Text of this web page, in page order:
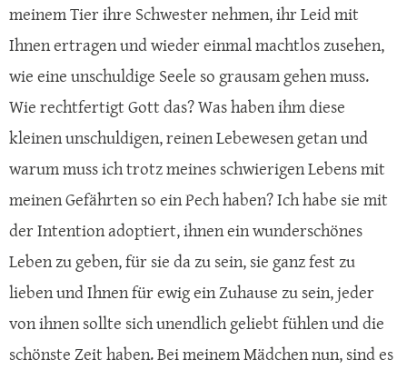
meinem Tier ihre Schwester nehmen, ihr Leid mit
Ihnen ertragen und wieder einmal machtlos zusehen,
wie eine unschuldige Seele so grausam gehen muss.
Wie rechtfertigt Gott das? Was haben ihm diese
kleinen unschuldigen, reinen Lebewesen getan und
warum muss ich trotz meines schwierigen Lebens mit
meinen Gefährten so ein Pech haben? Ich habe sie mit
der Intention adoptiert, ihnen ein wunderschönes
Leben zu geben, für sie da zu sein, sie ganz fest zu
lieben und Ihnen für ewig ein Zuhause zu sein, jeder
von ihnen sollte sich unendlich geliebt fühlen und die
schönste Zeit haben. Bei meinem Mädchen nun, sind es